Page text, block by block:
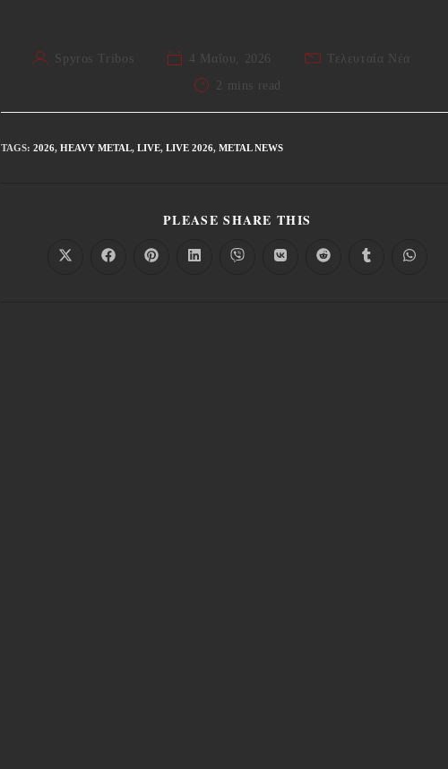
Spyros Tribos 4 Μαΐου, 2026
Τελευταία Νέα
2 mins read
TAGS:2026, HEAVY METAL, LIVE, LIVE 2026, METAL NEWS
PLEASE SHARE THIS